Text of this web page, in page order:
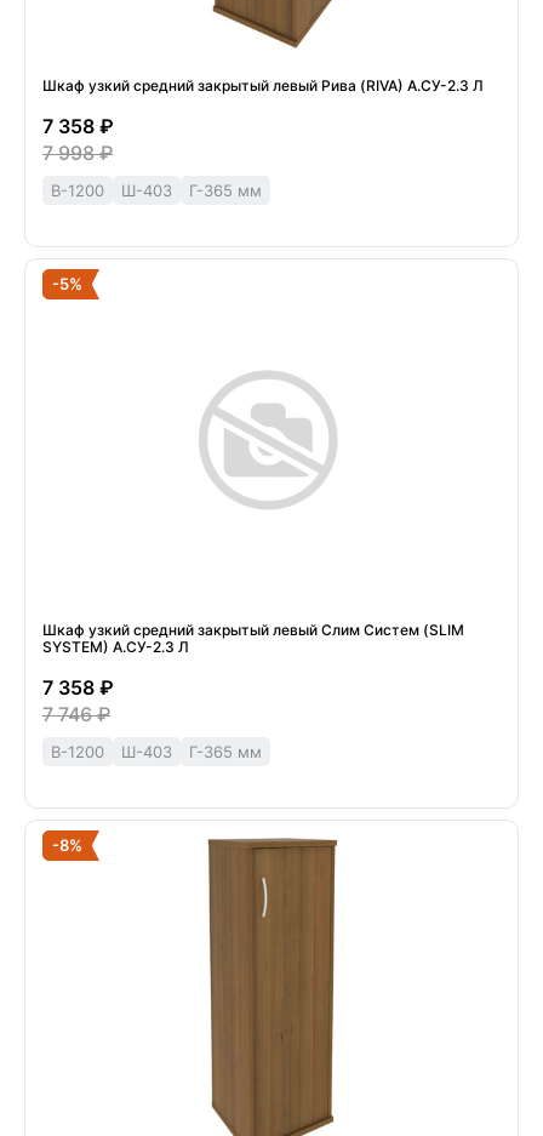
Шкаф узкий средний закрытый левый Рива (RIVA) А.СУ-2.3 Л
7 358 ₽
7 998 ₽
В-1200 Ш-403 Г-365 мм
-5%
Шкаф узкий средний закрытый левый Слим Систем (SLIM
SYSTEM) А.СУ-2.3 Л
7 358 ₽
7 746 ₽
В-1200 Ш-403 Г-365 мм
-8%